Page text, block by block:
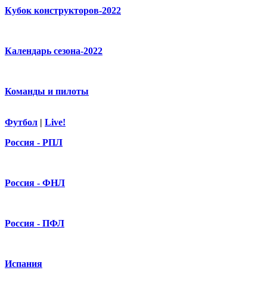
Кубок конструкторов-2022
Календарь сезона-2022
Команды и пилоты
Футбол | Live!
Россия - РПЛ
Россия - ФНЛ
Россия - ПФЛ
Испания